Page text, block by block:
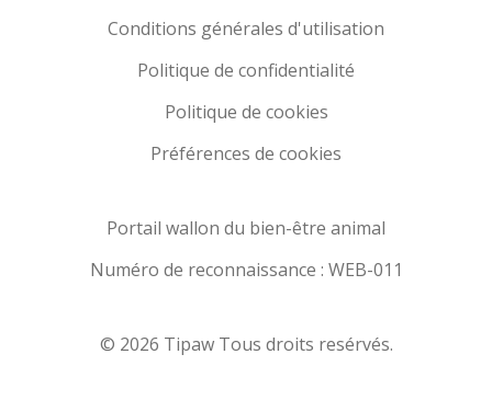
Conditions générales d'utilisation
Politique de confidentialité
Politique de cookies
Préférences de cookies
Portail wallon du bien-être animal
Numéro de reconnaissance : WEB-011
© 2026 Tipaw Tous droits resérvés.